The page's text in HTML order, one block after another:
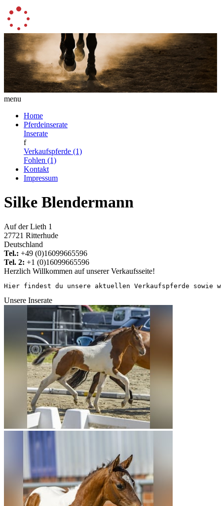
menu
Home
Pferdeinserate
Inserate
f
Verkaufspferde (1)
Fohlen (1)
Kontakt
Impressum
Silke Blendermann
Auf der Lieth 1
27721 Ritterhude
Deutschland
Tel.: +49 (0)16099665596
Tel. 2: +1 (0)16099665596
Herzlich Willkommen auf unserer Verkaufsseite!
Hier findest du unsere aktuellen Verkaufspferde sowie
Unsere Inserate